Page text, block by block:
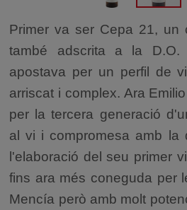
Primer va ser Cepa 21, un
també adscrita a la D.O.
apostava per un perfil de
arriscat i complex. Ara
per la tercera generació
al vi i compromesa amb la
l'elaboració del seu primer
fins ara més coneguda per
Mencía però amb molt